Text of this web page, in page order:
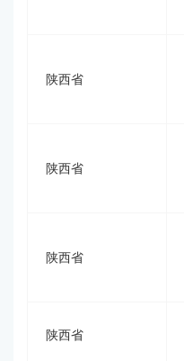
陕西省
陕西省
陕西省
陕西省